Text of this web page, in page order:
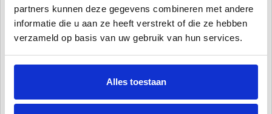
partners kunnen deze gegevens combineren met andere
informatie die u aan ze heeft verstrekt of die ze hebben
verzameld op basis van uw gebruik van hun services.
Alles toestaan
Het vinylester zwembad is een monoliet zwembad, dit houdt in dat
uit meerlaags vinylester is een zwembad uit één stuk gevormd.
Klaar voor plaatsing in uw tuin of als zwembad in huis. Het
materiaal is krasvast en oersterk, zodat u met dit vinylester
zwembad al gauw van 20 tot 30 jaar zwemplezier geniet. Dit privé
zwembad beschikt over een perfecte isolatielaag. Dankzij deze
vinylester zwembad heerlijk op temperatuur. Kortom, een zwembad